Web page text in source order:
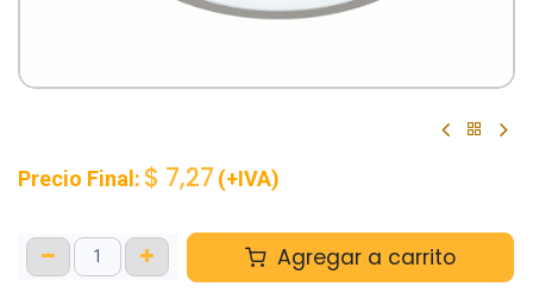
Precio Final: $ 7,27 (+IVA)
Agregar a carrito